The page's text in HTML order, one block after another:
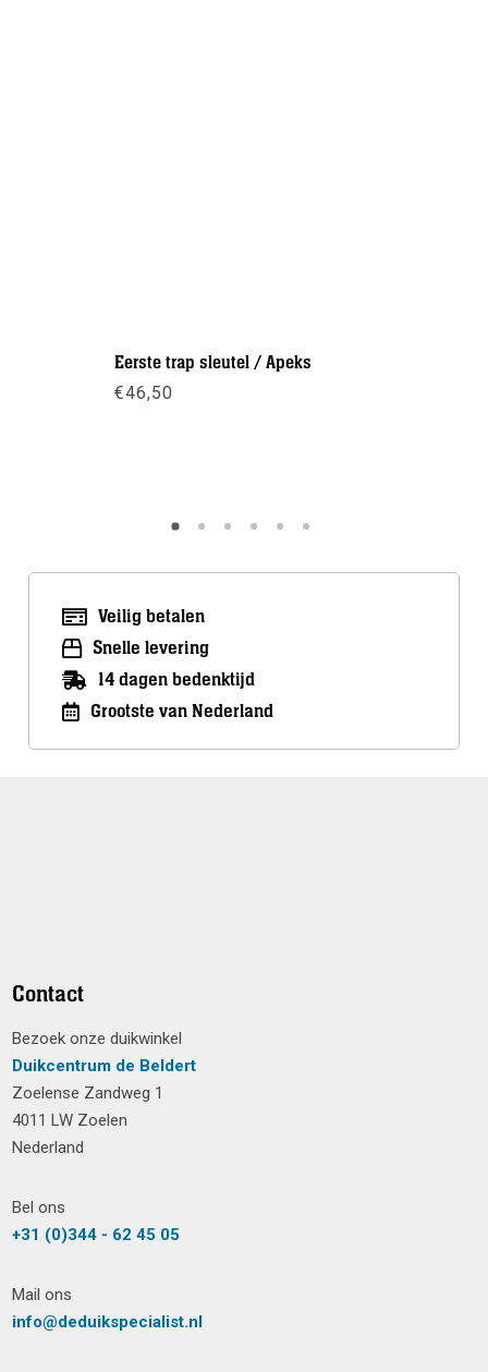
Eerste trap sleutel / Apeks
€46,50
Veilig betalen
Snelle levering
14 dagen bedenktijd
Grootste van Nederland
Contact
Bezoek onze duikwinkel
Duikcentrum de Beldert
Zoelense Zandweg 1
4011 LW Zoelen
Nederland
Bel ons
+31 (0)344 - 62 45 05
Mail ons
info@deduikspecialist.nl